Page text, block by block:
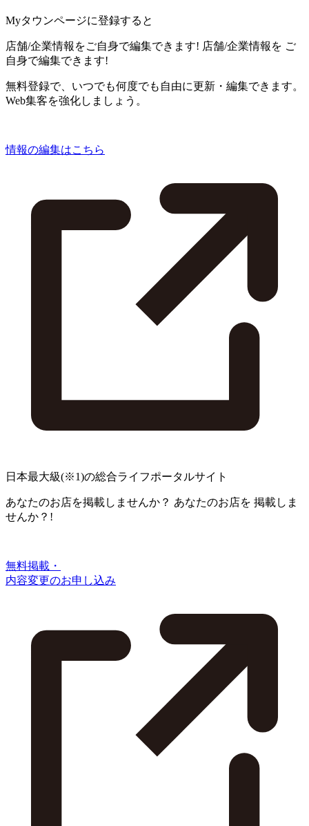
Myタウンページに登録すると
店舗/企業情報をご自身で編集できます! 店舗/企業情報を ご
自身で編集できます!
無料登録で、いつでも何度でも自由に更新・編集できます。
Web集客を強化しましょう。
情報の編集はこちら
日本最大級(※1)の総合ライフポータルサイト
あなたのお店を掲載しませんか？ あなたのお店を 掲載しま
せんか？!
無料掲載・
内容変更のお申し込み